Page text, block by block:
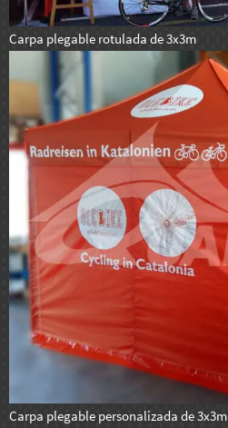
Carpa plegable rotulada de 3x3m
Carpa plegable personalizada de 3x3m